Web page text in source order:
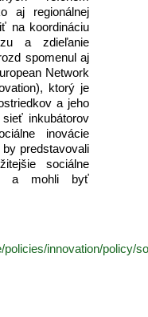
aj regionálnej
na koordináciu
a zdieľanie
spomenul aj
Network
ktorý je
a jeho
inkubátorov
inovácie
predstavovali
sociálne
a mohli byť
policies/innovation/policy/